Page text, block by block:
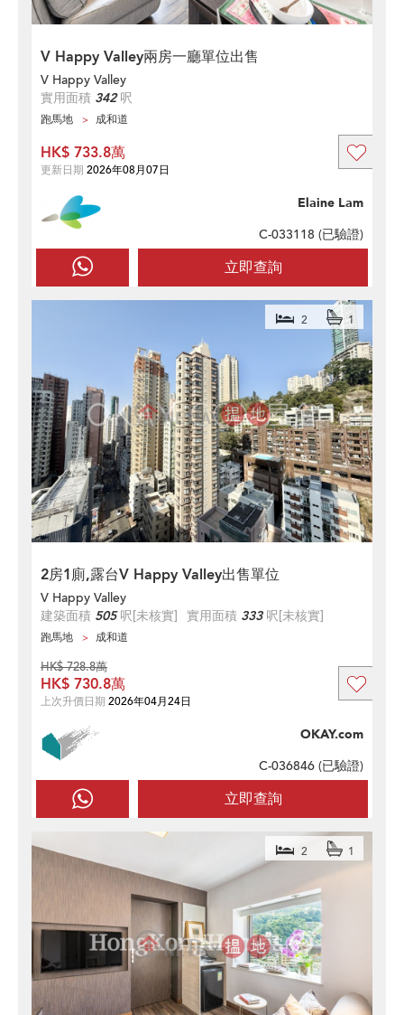
V Happy Valley兩房一廳單位出售
V Happy Valley
實用面積 342呎
跑馬地 成和道
立即查詢
Elaine Lam
C-033118 (已驗證)
HK$ 733.8萬
更新日期 2026年08月07日
2房1廁,露台V Happy Valley出售單位
2 1
V Happy Valley
建築面積 505呎[未核實] 實用面積 333呎[未核實]
跑馬地 成和道
立即查詢
OKAY.com
C-036846 (已驗證)
HK$ 728.8萬
HK$ 730.8萬
上次升價日期 2026年04月24日
2 1